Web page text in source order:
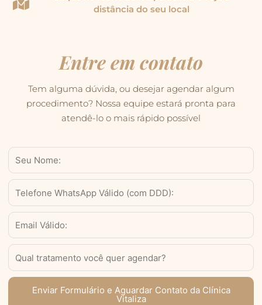
distância do seu local
Entre em contato
Tem alguma dúvida, ou desejar agendar algum
procedimento? Nossa equipe estará pronta para
atendê-lo o mais rápido possível
Nome
WhatsApp
Válido
(com
DDD)
Email
Serviço
Enviar Formulário e Aguardar Contato da Clínica
Vitaliza